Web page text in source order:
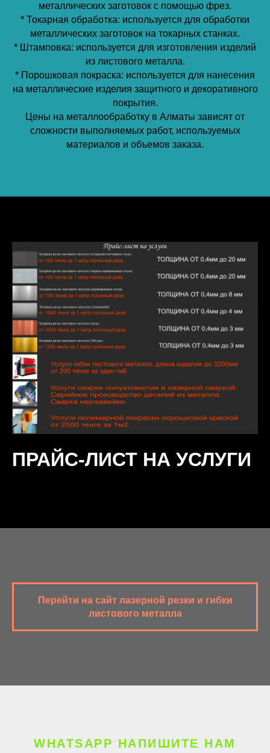
металлических заготовок с помощью фрез.
* Токарная обработка: используется для обработки
металлических заготовок на токарных станках.
* Штамповка: используется для изготовления изделий
из листового металла.
* Порошковая покраска: используется для нанесения
на металлические изделия защитного и декоративного
покрытия.
Цены на металлообработку в Алматы зависят от
сложности выполняемых работ, используемых
материалов и объемов заказа.
ПРАЙС-ЛИСТ НА УСЛУГИ
Перейти на сайт лазерной резки и гибки
листового металла
WHATSAPP НАПИШИТЕ НАМ